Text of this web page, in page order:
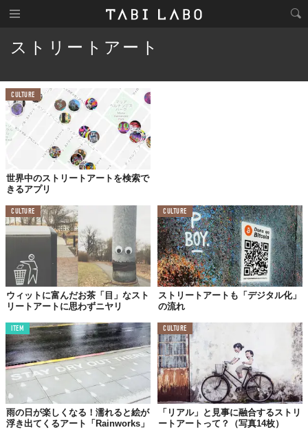
ストリートアート
CULTURE
世界中のストリートアートを検索で
きるアプリ
CULTURE
ウィットに富んだお茶「目」なスト
リートアートに思わずニヤリ
CULTURE
ストリートアートも「デジタル化」
の流れ
ITEM
雨の日が楽しくなる！濡れると絵が
浮き出てくるアート「Rainworks」
CULTURE
「リアル」と見事に融合するストリ
ートアートって？（写真14枚）